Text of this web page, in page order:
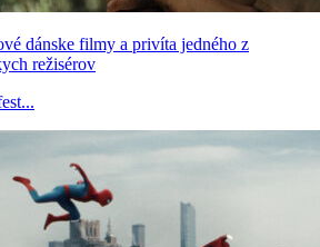
dánske filmy a privíta jedného z
režisérov